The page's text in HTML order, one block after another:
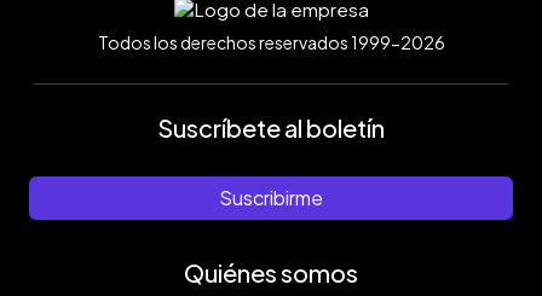
Todos los derechos reservados 1999-2026
Suscríbete al boletín
Suscribirme
Quiénes somos